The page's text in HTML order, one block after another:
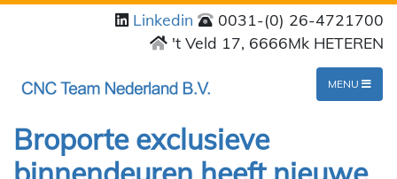
Linkedin
0031-(0) 26-4721700
't Veld 17, 6666Mk HETEREN
MENU
Broporte exclusieve